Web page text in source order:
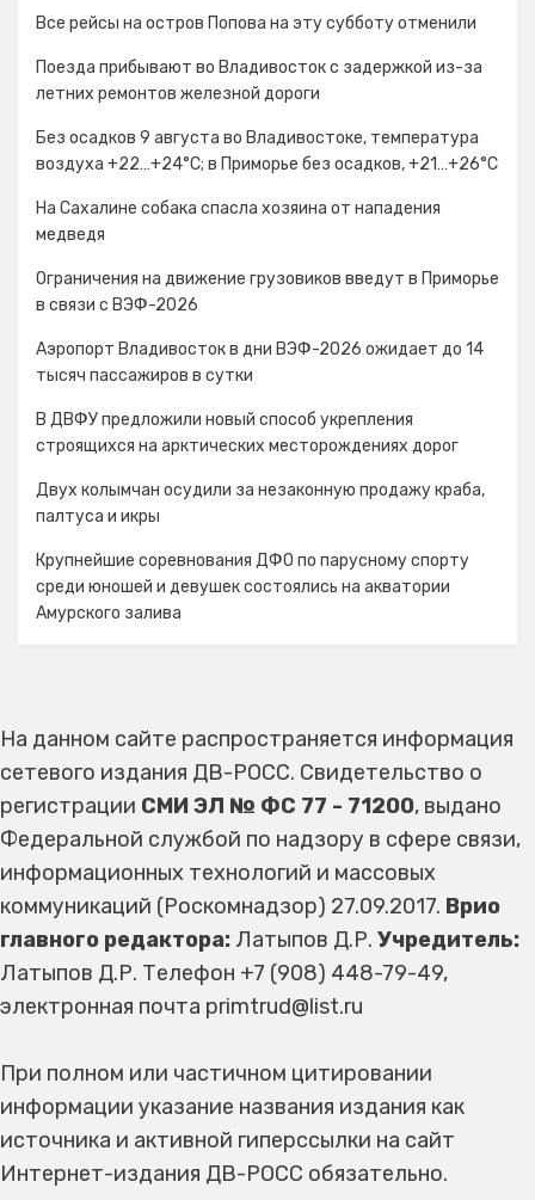
Все рейсы на остров Попова на эту субботу отменили
Поезда прибывают во Владивосток с задержкой из-за
летних ремонтов железной дороги
Без осадков 9 августа во Владивостоке, температура
воздуха +22…+24°C; в Приморье без осадков, +21…+26°C
На Сахалине собака спасла хозяина от нападения
медведя
Ограничения на движение грузовиков введут в Приморье
в связи с ВЭФ-2026
Аэропорт Владивосток в дни ВЭФ-2026 ожидает до 14
тысяч пассажиров в сутки
В ДВФУ предложили новый способ укрепления
строящихся на арктических месторождениях дорог
Двух колымчан осудили за незаконную продажу краба,
палтуса и икры
Крупнейшие соревнования ДФО по парусному спорту
среди юношей и девушек состоялись на акватории
Амурского залива
На данном сайте распространяется информация
сетевого издания ДВ-РОСС. Свидетельство о
регистрации СМИ ЭЛ № ФС 77 - 71200, выдано
Федеральной службой по надзору в сфере связи,
информационных технологий и массовых
коммуникаций (Роскомнадзор) 27.09.2017. Врио
главного редактора: Латыпов Д.Р. Учредитель:
Латыпов Д.Р. Телефон +7 (908) 448-79-49,
электронная почта primtrud@list.ru
При полном или частичном цитировании
информации указание названия издания как
источника и активной гиперссылки на сайт
Интернет-издания ДВ-РОСС обязательно.